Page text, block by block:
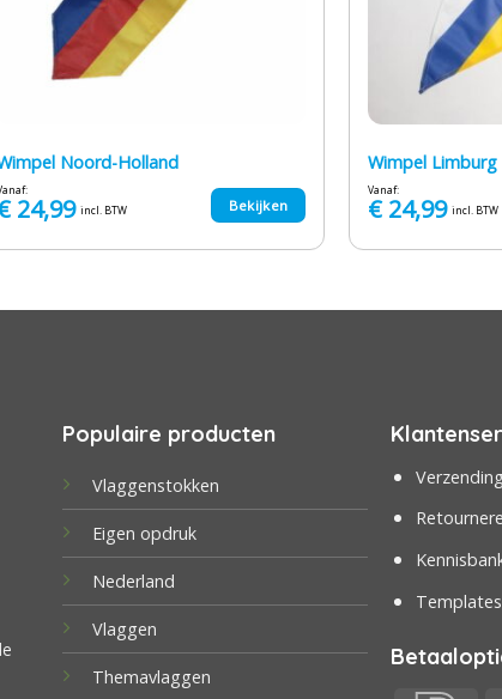
Noord-Holland
24,99 incl. BTW Bekijken
Wimpel Limburg
Vanaf:
€24,99 incl. BTW
Populaire producten
Vlaggenstokken
Eigen opdruk
Nederland
Vlaggen
Themavlaggen
Templates